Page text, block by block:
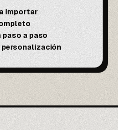
importar
a paso